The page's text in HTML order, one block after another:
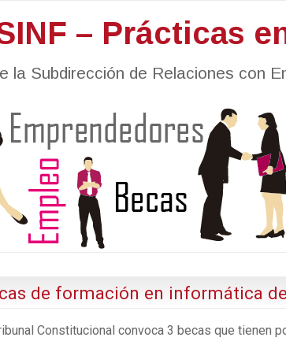
– Prácticas
la Subdirección de Relaciones con
de formación en informática
Constitucional convoca 3 becas que tienen